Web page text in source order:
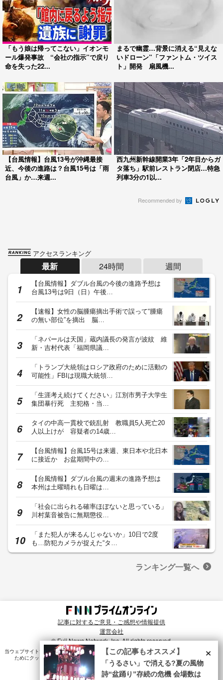
「もう娘は帰ってこない」イオンモ
ール爆発事故 “会社の指示”で戻り
命を失った22...
まるで幽霊…背景に消える“見えな
いドローン”「ファントム・ツイス
ト」開発 扇風機...
【台風情報】台風13号が沖縄最接
近、今後の進路は？台風15号は「雨
台風」か…来週...
西九州新幹線開業3年「2年目からガ
タ落ち」駅前レストラン閉店…特急
列車3分の1以...
Recommended by
アクセスランキング
最新 24時間 週間
【台風情報】ダブル台風の今後の進路予想は
台風13号は9日（日）午後…
【速報】女性の脳腫瘍摘出手術で誤って“腫瘍
の無い部位”を摘出 脳…
「ネパールは天国」蔵内議長の発言が波紋 維
新・吉村代表「福岡県議…
「トランプ大統領はロシア政府のために活動の
可能性」FBIは現職大統領…
「生涯考え続けてください」江別市男子大学生
集団暴行死 主犯格・当…
タイの中高一貫校で銃乱射 教職員5人死亡20
人以上けが 容疑者の14歳…
【台風情報】台風15号は来週、東日本や北日本
に接近か お盆期間中の…
【台風情報】ダブル台風の週末の進路予想は
本州は土曜晴れも日曜は…
「社会に出られる確率ほぼないと思っている」
川村葉音被告に無期懲役…
「また犯人が来るんじゃないか」10日で2度
も…防犯カメラが捉えた“タ…
ランキング一覧へ
記事に対するご意見・ご感想や情報提供
運営会社
© Fuji News Network, Inc. All rights reserved.
当ウェブサイトでは、ユーザのニーズ・興味・関⼼に合致したコンテンツや広告配信を提供する
ためにクッキーを使⽤しています。詳細は、プライバシーポリシー をご確認ください。×
【この記事もオススメ】
「うるさい」で消える?夏の風物
詩“盆踊り”存続の危機 会場数は